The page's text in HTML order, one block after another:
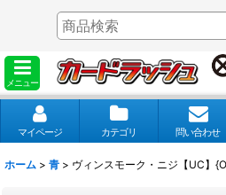
メニュー
マイページ カテゴリ 問い合わせ
ホーム > 青 > ヴィンスモーク・ニジ【UC】